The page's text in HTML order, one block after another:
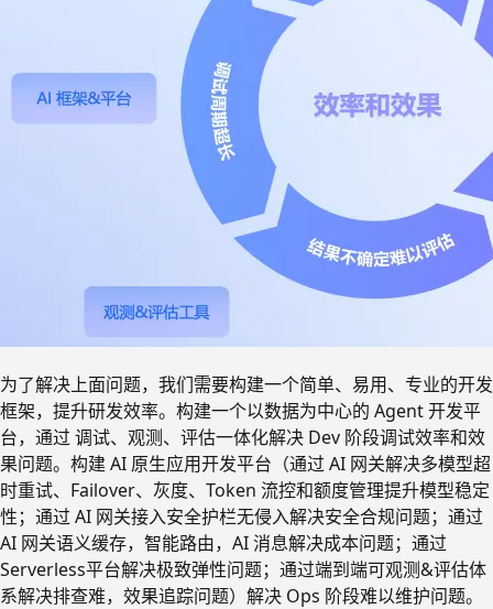
为了解决上面问题，我们需要构建一个简单、易用、专业的开发
框架，提升研发效率。构建一个以数据为中心的 Agent 开发平
台，通过 调试、观测、评估一体化解决 Dev 阶段调试效率和效
果问题。构建 AI 原生应用开发平台（通过 AI 网关解决多模型超
时重试、Failover、灰度、Token 流控和额度管理提升模型稳定
性；通过 AI 网关接入安全护栏无侵入解决安全合规问题；通过
AI 网关语义缓存，智能路由，AI 消息解决成本问题；通过
Serverless平台解决极致弹性问题；通过端到端可观测&评估体
系解决排查难，效果追踪问题）解决 Ops 阶段难以维护问题。